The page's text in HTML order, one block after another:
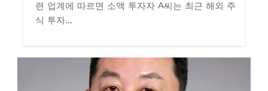
련 업계에 따르면 소액 투자자 A씨는 최근 해외 주
식 투자...